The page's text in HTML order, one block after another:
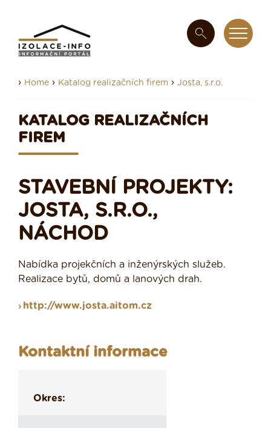
› Home › Katalog realizačních firem › Josta, s.r.o.
KATALOG REALIZAČNÍCH
FIREM
STAVEBNÍ PROJEKTY:
JOSTA, S.R.O.,
NÁCHOD
Nabídka projekčních a inženýrských služeb.
Realizace bytů, domů a lanových drah.
http://www.josta.aitom.cz
Kontaktní informace
Okres: